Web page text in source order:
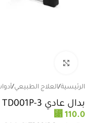
الرئيسية/العلاج الطبيعي/
بدال عادي TD001P-3
⃁ 110.0